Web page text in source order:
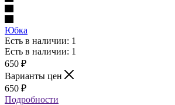
Юбка
Есть в наличии: 1
Есть в наличии: 1
650 ₽
Варианты цен
650 ₽
Подробности